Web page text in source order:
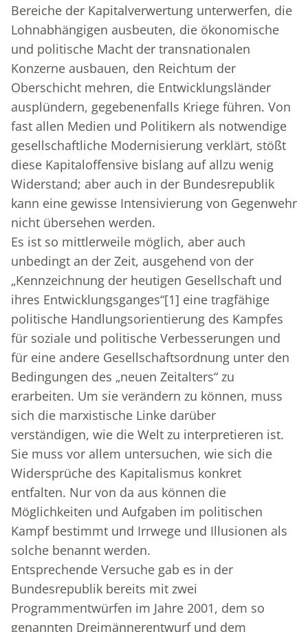
Bereiche der Kapitalverwertung unterwerfen, die
Lohnabhängigen ausbeuten, die ökonomische
und politische Macht der transnationalen
Konzerne ausbauen, den Reichtum der
Oberschicht mehren, die Entwicklungsländer
ausplündern, gegebenenfalls Kriege führen. Von
fast allen Medien und Politikern als notwendige
gesellschaftliche Modernisierung verklärt, stößt
diese Kapitaloffensive bislang auf allzu wenig
Widerstand; aber auch in der Bundesrepublik
kann eine gewisse Intensivierung von Gegenwehr
nicht übersehen werden.
Es ist so mittlerweile möglich, aber auch
unbedingt an der Zeit, ausgehend von der
„Kennzeichnung der heutigen Gesellschaft und
ihres Entwicklungsganges“[1] eine tragfähige
politische Handlungsorientierung des Kampfes
für soziale und politische Verbesserungen und
für eine andere Gesellschaftsordnung unter den
Bedingungen des „neuen Zeitalters“ zu
erarbeiten. Um sie verändern zu können, muss
sich die marxistische Linke darüber
verständigen, wie die Welt zu interpretieren ist.
Sie muss vor allem untersuchen, wie sich die
Widersprüche des Kapitalismus konkret
entfalten. Nur von da aus können die
Möglichkeiten und Aufgaben im politischen
Kampf bestimmt und Irrwege und Illusionen als
solche benannt werden.
Entsprechende Versuche gab es in der
Bundesrepublik bereits mit zwei
Programmentwürfen im Jahre 2001, dem so
genannten Dreimännerentwurf und dem